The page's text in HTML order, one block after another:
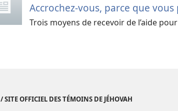
Accrochez-vous, parce que vous
Trois moyens de recevoir de l’aide
/ SITE OFFICIEL DES TÉMOINS DE JÉHOVAH